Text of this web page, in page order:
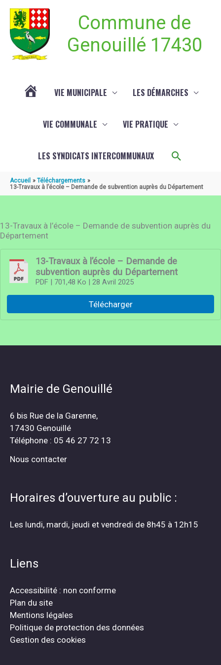
Commune de
Genouillé 17430
VIE MUNICIPALE LES DÉMARCHES
VIE COMMUNALE VIE PRATIQUE
LES SYNDICATS INTERCOMMUNAUX
Accueil
Téléchargements
13-Travaux à l’école – Demande de subvention auprès du Département
13-Travaux à l’école – Demande de subvention auprès du
Département
13-Travaux à l’école – Demande de
subvention auprès du Département
PDF| 701,48 Ko | 28 Avril 2025
Télécharger
Mairie de Genouillé
6 bis Rue de la Garenne,
17430 Genouillé
Téléphone : 05 46 27 72 13
Nous contacter
Horaires d’ouverture au public :
Les lundi, mardi, jeudi et vendredi de 8h45 à 12h15
Liens
Accessibilité : non conforme
Plan du site
Mentions légales
Politique de protection des données
Gestion des cookies